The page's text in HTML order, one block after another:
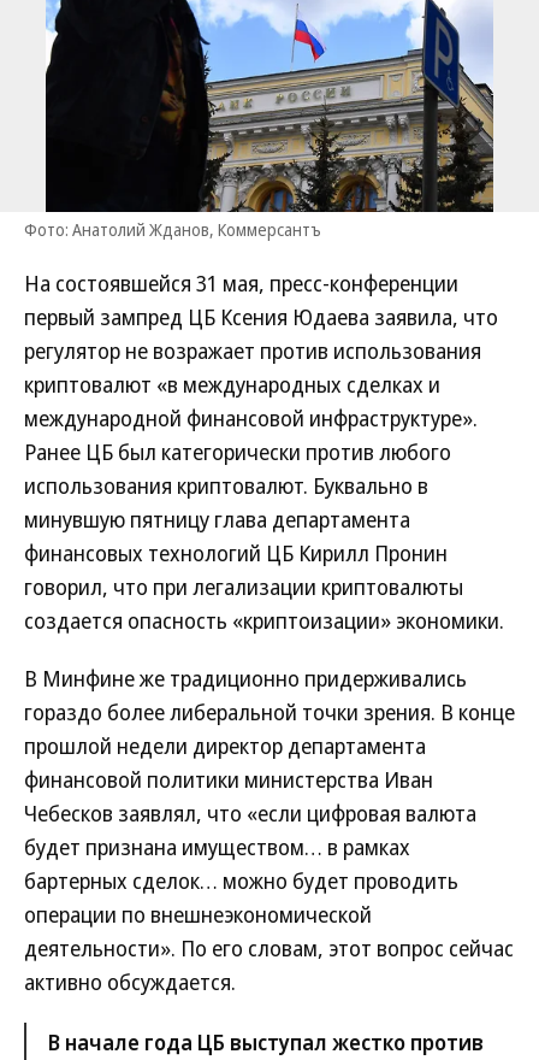
Фото: Анатолий Жданов, Коммерсантъ
На состоявшейся 31 мая, пресс-конференции
первый зампред ЦБ Ксения Юдаева заявила, что
регулятор не возражает против использования
криптовалют «в международных сделках и
международной финансовой инфраструктуре».
Ранее ЦБ был категорически против любого
использования криптовалют. Буквально в
минувшую пятницу глава департамента
финансовых технологий ЦБ Кирилл Пронин
говорил, что при легализации криптовалюты
создается опасность «криптоизации» экономики.
В Минфине же традиционно придерживались
гораздо более либеральной точки зрения. В конце
прошлой недели директор департамента
финансовой политики министерства Иван
Чебесков заявлял, что «если цифровая валюта
будет признана имуществом… в рамках
бартерных сделок… можно будет проводить
операции по внешнеэкономической
деятельности». По его словам, этот вопрос сейчас
активно обсуждается.
В начале года ЦБ выступал жестко против